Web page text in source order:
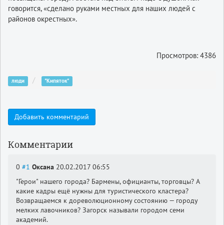
говорится, «сделано руками местных для наших людей с
районов окрестных».
Просмотров: 4386
люди "Кипяток"
Добавить комментарий
Комментарии
0 #1 Оксана 20.02.2017 06:55
"Герои" нашего города? Бармены, официанты, торговцы? А
какие кадры ещё нужны для туристического кластера?
Возвращаемся к дореволюционному состоянию — городу
мелких лавочников? Загорск называли городом семи
академий.